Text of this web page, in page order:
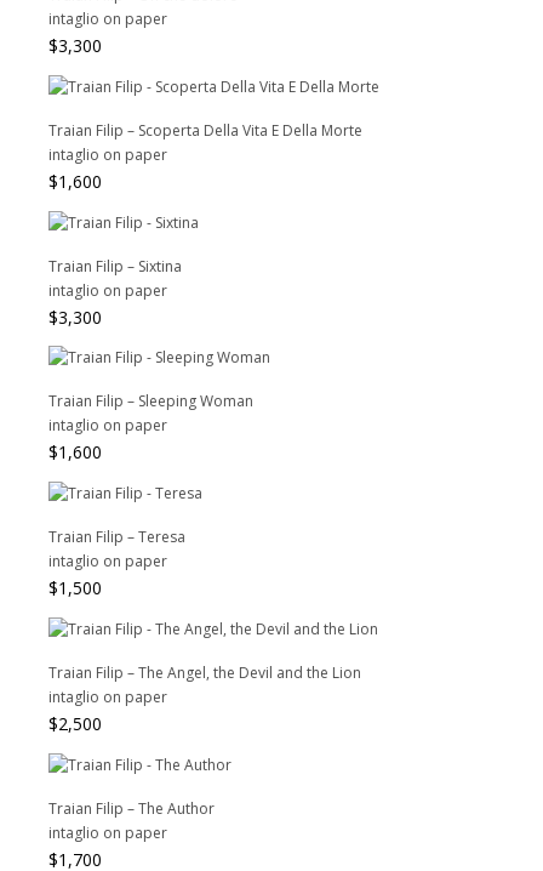
intaglio on paper
$3,300
Traian Filip – Scoperta Della Vita E Della Morte
intaglio on paper
$1,600
Traian Filip – Sixtina
intaglio on paper
$3,300
Traian Filip – Sleeping Woman
intaglio on paper
$1,600
Traian Filip – Teresa
intaglio on paper
$1,500
Traian Filip – The Angel, the Devil and the Lion
intaglio on paper
$2,500
Traian Filip – The Author
intaglio on paper
$1,700